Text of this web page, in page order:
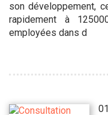
son développement,
rapidement à
employées dans d